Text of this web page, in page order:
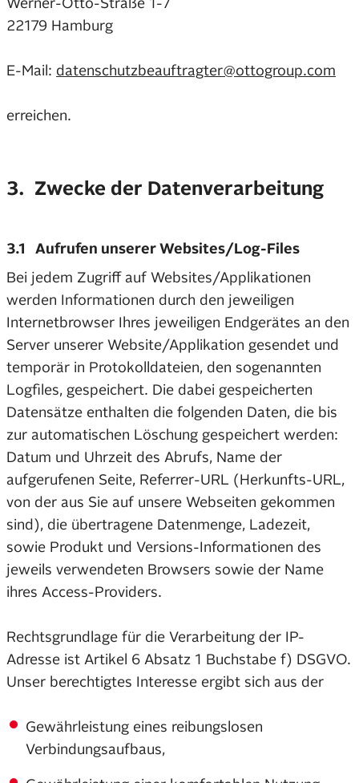
Werner-Otto-Straße 1-7
22179 Hamburg
E-Mail: datenschutzbeauftragter@ottogroup.com
erreichen.
3. Zwecke der Datenverarbeitung
3.1 Aufrufen unserer Websites/Log-Files
Bei jedem Zugriff auf Websites/Applikationen
werden Informationen durch den jeweiligen
Internetbrowser Ihres jeweiligen Endgerätes an den
Server unserer Website/Applikation gesendet und
temporär in Protokolldateien, den sogenannten
Logfiles, gespeichert. Die dabei gespeicherten
Datensätze enthalten die folgenden Daten, die bis
zur automatischen Löschung gespeichert werden:
Datum und Uhrzeit des Abrufs, Name der
aufgerufenen Seite, Referrer-URL (Herkunfts-URL,
von der aus Sie auf unsere Webseiten gekommen
sind), die übertragene Datenmenge, Ladezeit,
sowie Produkt und Versions-Informationen des
jeweils verwendeten Browsers sowie der Name
ihres Access-Providers.
Rechtsgrundlage für die Verarbeitung der IP-
Adresse ist Artikel 6 Absatz 1 Buchstabe f) DSGVO.
Unser berechtigtes Interesse ergibt sich aus der
Gewährleistung eines reibungslosen
Verbindungsaufbaus,